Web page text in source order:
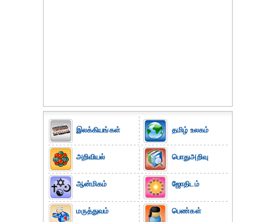
இலக்கியங்கள்
அறிவியல்
ஆன்மிகம்
மருத்துவம்
தமிழ் உலகம்
பொதுஅறிவு
ஜோதிடம்
பெண்கள்